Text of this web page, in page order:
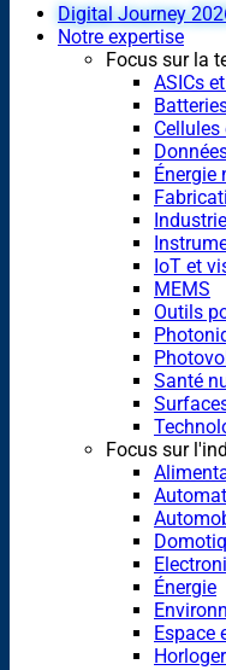
Digital Journey
Notre expertise
Focus sur la
ASICs
Énergie
IoT et
MEMS
Outils
Santé
Focus sur
Énergie
Espace